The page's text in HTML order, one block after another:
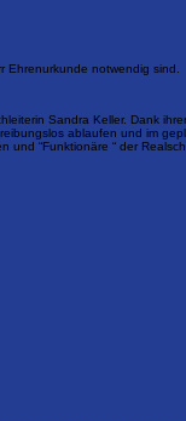
notwendig sind.
Sandra Keller. Dank
ablaufen und im
“Funktionäre “ der